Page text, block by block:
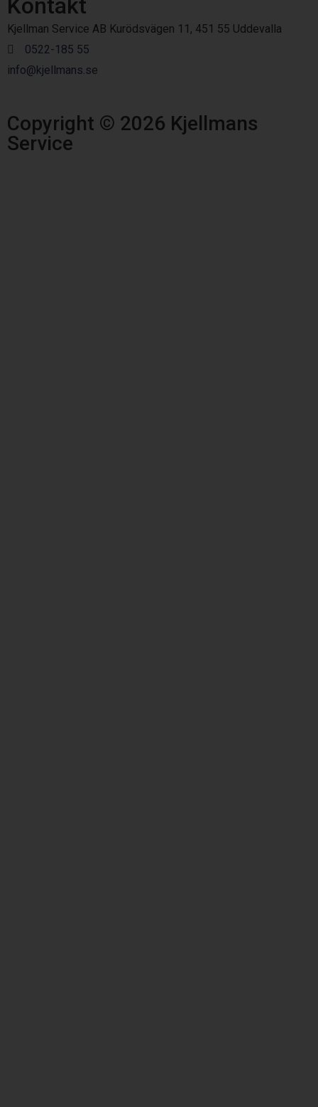
Kontakt
Kjellman Service AB Kurödsvägen 11, 451 55 Uddevalla
0522-185 55
info@kjellmans.se
Copyright © 2026 Kjellmans
Service